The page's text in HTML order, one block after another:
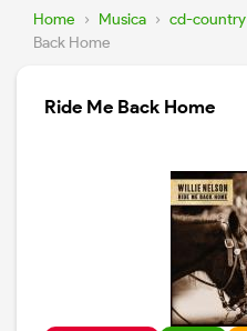
Home › Musica › cd-country
Back Home
Ride Me Back Home